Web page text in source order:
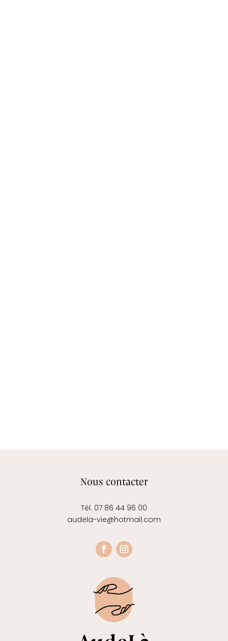
Nous contacter
Tél. 07 86 44 96 00
audela-vie@hotmail.com